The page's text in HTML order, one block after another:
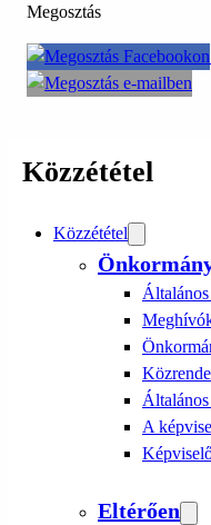
Megosztás
Közzététel
Közzététel
A
Eltérően